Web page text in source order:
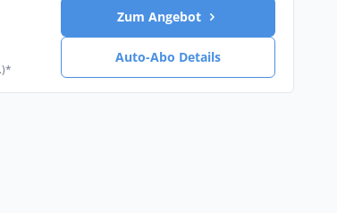
Zum Angebot
Auto-Abo Details